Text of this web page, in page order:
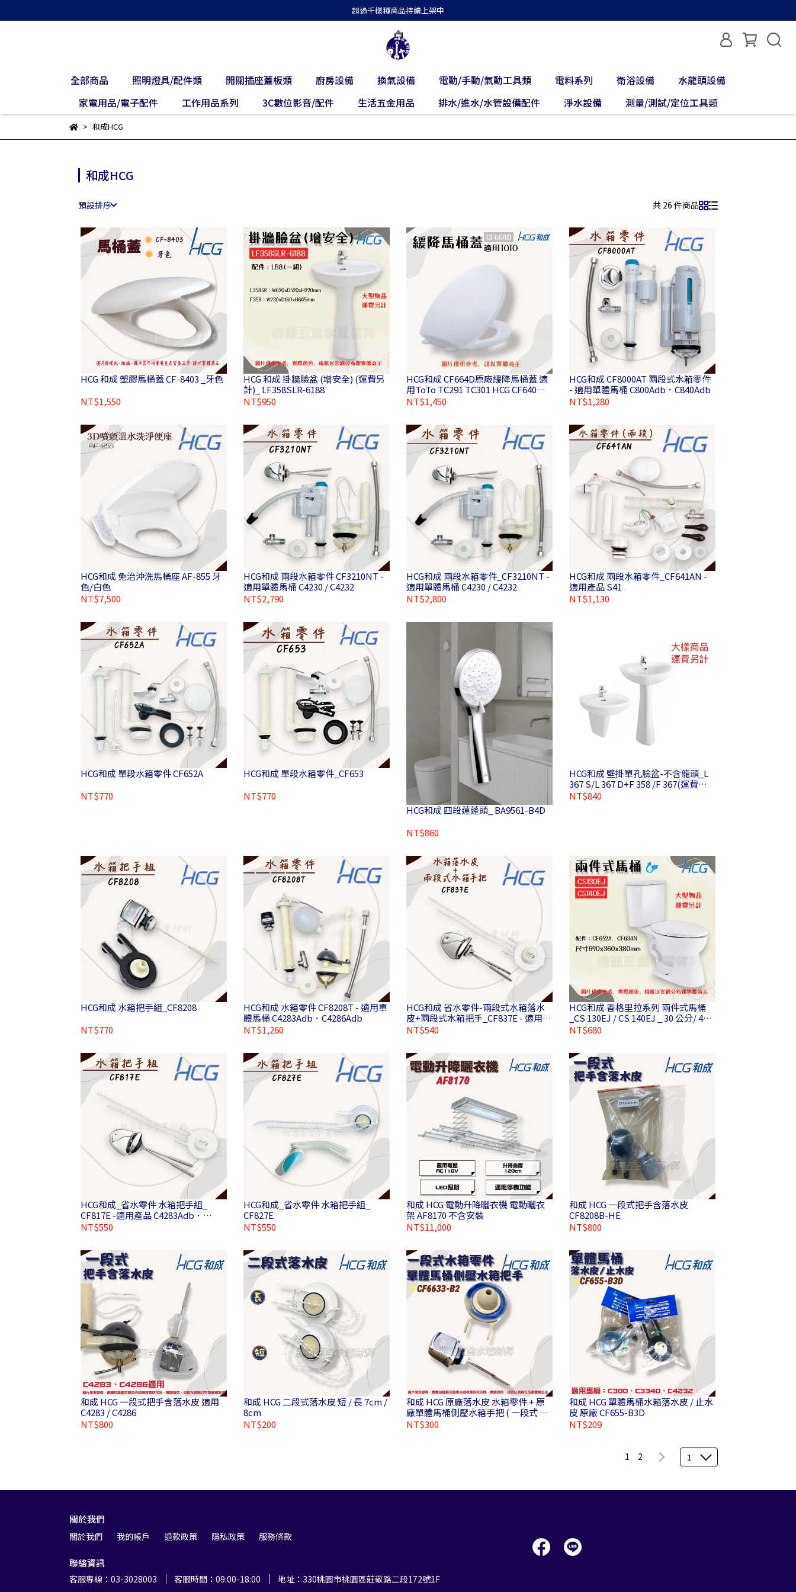
超過千樣種商品持續上架中
全部商品 照明燈具/配件類 開關插座蓋板類 廚房設備 換氣設備 電動/手動/氣動工具類 電料系列 衛浴設備
水龍頭設備
家電用品/電子配件
工作用品系列 3C數位影音/配件 生活五金用品 排水/進水/水管設備配件 淨水設備 測量/測試/定位工具類
和成HCG
和成HCG
預設排序 共 26 件商品
HCG 和成 塑膠馬桶蓋 CF-8403 _牙色
NT$1,550
HCG 和成 掛牆臉盆 (增安全) (運費另
計)_ LF358SLR-6188
NT$950
HCG和成 CF664D原廠緩降馬桶蓋 適
用ToTo TC291 TC301 HCG CF640
CF634N馬桶蓋
NT$1,450
HCG和成 CF8000AT 兩段式水箱零件
- 適用單體馬桶 C800Adb．C840Adb
NT$1,280
HCG和成 免治沖洗馬桶座 AF-855 牙
色/白色
NT$7,500
HCG和成 兩段水箱零件 CF3210NT -
適用單體馬桶 C4230 / C4232
NT$2,790
HCG和成 兩段水箱零件_CF3210NT -
適用單體馬桶 C4230 / C4232
NT$2,800
HCG和成 兩段水箱零件_CF641AN -
適用產品 S41
NT$1,130
HCG和成 單段水箱零件 CF652A
NT$770
HCG和成 單段水箱零件_CF653
NT$770
HCG和成 四段蓮蓬頭_ BA9561-B4D
NT$860
HCG和成 壁掛單孔臉盆-不含龍頭_L
367 S/L 367 D+F 358 /F 367(運費另
計)
NT$840
HCG和成 水箱把手組_CF8208
NT$770
HCG和成 水箱零件 CF8208T - 適用單
體馬桶 C4283Adb．C4286Adb
NT$1,260
HCG和成 省水零件-兩段式水箱落水
皮+兩段式水箱把手_CF837E - 適用產
品 C4230．C4232
NT$540
HCG和成 香格里拉系列 兩件式馬桶
_CS 130EJ / CS 140EJ _ 30 公分/ 40
公分 (運費另計)
NT$680
HCG和成_省水零件 水箱把手組_
CF817E -適用產品 C4283Adb．
C4286Adb
NT$550
HCG和成_省水零件 水箱把手組_
CF827E
NT$550
和成 HCG 電動升降曬衣機 電動曬衣
架 AF8170 不含安裝
NT$11,000
和成 HCG 一段式把手含落水皮
CF8208B-HE
NT$800
和成 HCG 一段式把手含落水皮 適用
C4283 / C4286
NT$800
和成 HCG 二段式落水皮 短 / 長 7cm /
8cm
NT$200
和成 HCG 原廠落水皮 水箱零件 + 原
廠單體馬桶側壓水箱手把 ( 一段式 ）
CF6633-B2
NT$300
和成 HCG 單體馬桶水箱落水皮 / 止水
皮 原廠 CF655-B3D
NT$209
1 2 1
關於我們
關於我們 我的帳戶 退款政策 隱私政策 服務條款
聯絡資訊
客服專線：03-3028003 客服時間：09:00-18:00 地址：330桃園市桃園區莊敬路二段172號1F